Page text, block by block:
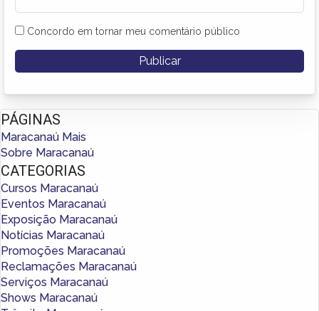
Concordo em tornar meu comentário público
PÁGINAS
Maracanaú Mais
Sobre Maracanaú
CATEGORIAS
Cursos Maracanaú
Eventos Maracanaú
Exposição Maracanaú
Notícias Maracanaú
Promoções Maracanaú
Reclamações Maracanaú
Serviços Maracanaú
Shows Maracanaú